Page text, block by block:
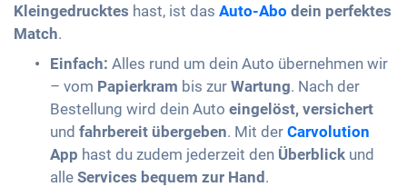
Kleingedrucktes hast, ist das Auto-Abo dein perfektes
Match.
Einfach: Alles rund um dein Auto übernehmen wir
– vom Papierkram bis zur Wartung. Nach der
Bestellung wird dein Auto eingelöst, versichert
und fahrbereit übergeben. Mit der Carvolution
App hast du zudem jederzeit den Überblick und
alle Services bequem zur Hand.